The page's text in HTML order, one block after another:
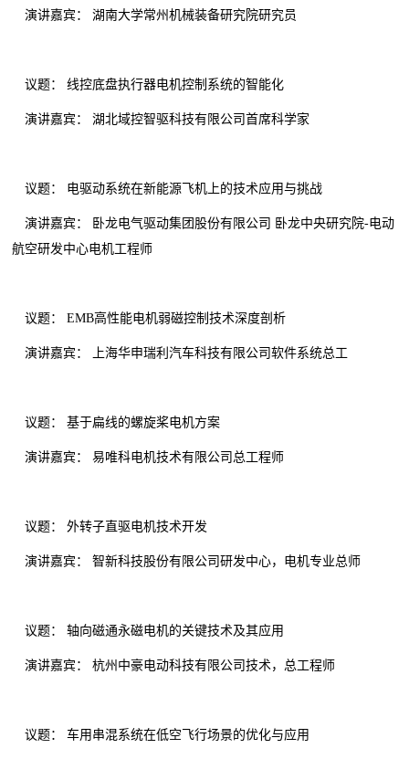
演讲嘉宾： 湖南大学常州机械装备研究院研究员
议题： 线控底盘执行器电机控制系统的智能化
演讲嘉宾： 湖北域控智驱科技有限公司首席科学家
议题： 电驱动系统在新能源飞机上的技术应用与挑战
演讲嘉宾： 卧龙电气驱动集团股份有限公司 卧龙中央研究院-电动
航空研发中心电机工程师
议题： EMB高性能电机弱磁控制技术深度剖析
演讲嘉宾： 上海华申瑞利汽车科技有限公司软件系统总工
议题： 基于扁线的螺旋桨电机方案
演讲嘉宾： 易唯科电机技术有限公司总工程师
议题： 外转子直驱电机技术开发
演讲嘉宾： 智新科技股份有限公司研发中心，电机专业总师
议题： 轴向磁通永磁电机的关键技术及其应用
演讲嘉宾： 杭州中豪电动科技有限公司技术，总工程师
议题： 车用串混系统在低空飞行场景的优化与应用